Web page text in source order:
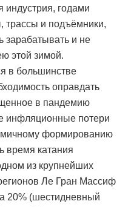
индустрия, годами
трассы и подъёмники,
зарабатывать и не
этой зимой.
в большинстве
оправдать
в пандемию
инфляционные потери
формированию
время катания
из крупнейших
Ле Гран Массиф
20% (шестидневный